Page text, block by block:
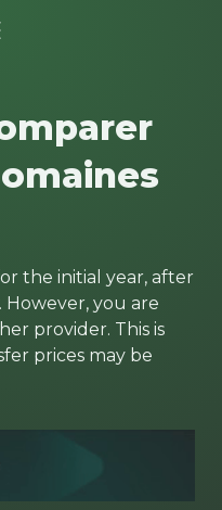
the initial year, after
However, you are
provider. This is
prices may be